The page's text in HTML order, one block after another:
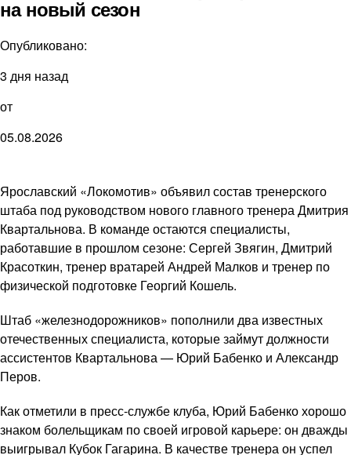
на новый сезон
Опубликовано:
3 дня назад
от
05.08.2026
Ярославский «Локомотив» объявил состав тренерского
штаба под руководством нового главного тренера Дмитрия
Квартальнова. В команде остаются специалисты,
работавшие в прошлом сезоне: Сергей Звягин, Дмитрий
Красоткин, тренер вратарей Андрей Малков и тренер по
физической подготовке Георгий Кошель.
Штаб «железнодорожников» пополнили два известных
отечественных специалиста, которые займут должности
ассистентов Квартальнова — Юрий Бабенко и Александр
Перов.
Как отметили в пресс-службе клуба, Юрий Бабенко хорошо
знаком болельщикам по своей игровой карьере: он дважды
выигрывал Кубок Гагарина. В качестве тренера он успел